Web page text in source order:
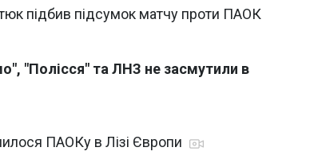
підбив підсумок матчу проти ПАОК
"Полісся" та ЛНЗ не засмутили в
ПАОКу в Лізі Європи